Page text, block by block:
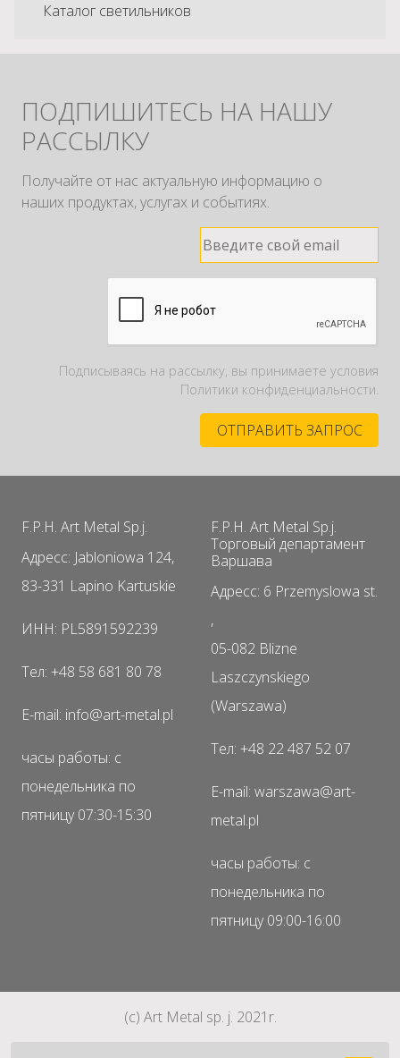
Каталог светильников
ПОДПИШИТЕСЬ НА НАШУ
РАССЫЛКУ
Получайте от нас актуальную информацию о
наших продуктах, услугах и событиях.
Подписываясь на рассылку, вы принимаете условия
Политики конфиденциальности.
F.P.H. Art Metal Sp.j.
Адресс: Jabloniowa 124,
83-331 Lapino Kartuskie
ИНН: PL5891592239
Тел: +48 58 681 80 78
E-mail: info@art-metal.pl
часы работы: с
понедельника по
пятницу 07:30-15:30
F.P.H. Art Metal Sp.j.
Торговый департамент
Варшава
Адресс: 6 Przemyslowa st.
,
05-082 Blizne
Laszczynskiego
(Warszawa)
Тел: +48 22 487 52 07
E-mail: warszawa@art-
metal.pl
часы работы: с
понедельника по
пятницу 09:00-16:00
(c) Art Metal sp. j. 2021r.